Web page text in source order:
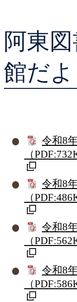
貸出
予約
阿東
館だよ
令和8
（
令和8
（
令和8
（
令和8
（